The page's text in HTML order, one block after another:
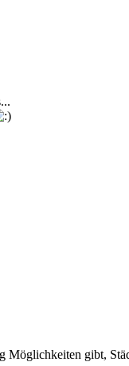
Möglichkeiten gibt,